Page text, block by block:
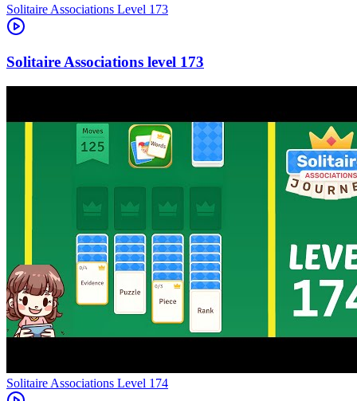
Level 173
173
Level 174